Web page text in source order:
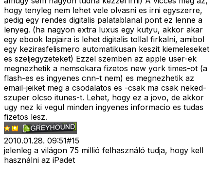
hogy tenyleg nem lehet vele olvasni es irni egyszerre,
pedig egy rendes digitalis palatablanal pont ez lenne a
lenyeg. (ha nagyon extra luxus egy kutyu, akkor akar
egy ebook lapjaira is lehet digitalis tollal firkalni, amibol
egy kezirasfelismero automatikusan keszit kiemeleseket
es szeljegyzeteket) Ezzel szemben az apple user-ek
megnezhetik a nemsokara fizetos new york times-ot (a
flash-es es ingyenes cnn-t nem) es megnezhetik az
email-jeiket meg a csodalatos es -csak ma csak neked-
szuper olcso itunes-t. Lehet, hogy ez a jovo, de akkor
ugy nez ki vegul minden ingyenes informacio es tudas
fizetos lesz.
2010.01.28. 09:51#15
jelenleg a világon 75 millió felhasználó tudja, hogy kell
használni az iPadet